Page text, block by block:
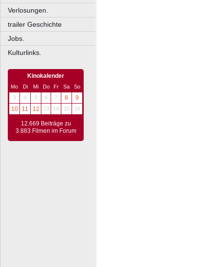
Verlosungen.
trailer Geschichte
Jobs.
Kulturlinks.
Kinokalender
Mo Di Mi Do Fr Sa
So
3
4 5 6 7 8
9
10
11 12 13 14 15 16
12.669 Beiträge zu
3.883 Filmen im Forum